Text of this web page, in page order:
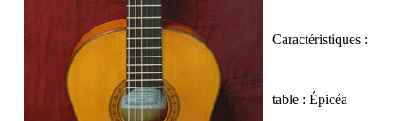
Caractéristiques :
table : Épicéa